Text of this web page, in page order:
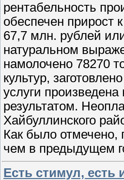
рентабельность
обеспечен прирост
67,7 млн. рублей
натуральном
намолочено 78270
культур,
услуги
результатом.
Хайбуллинского
Как было отмечено,
чем в предыдущем
Есть стимул, есть